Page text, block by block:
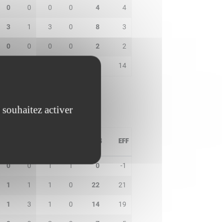
0 0 0 0 4 4
3 1 3 0 8 3
0 0 0 0 2 2
14
PTS EFF
0 0 1 1 0 -1
1 1 1 0 22 21
1 3 1 0 14 19
activer